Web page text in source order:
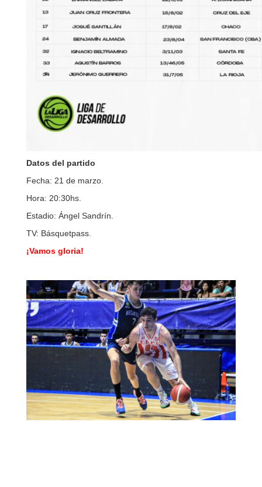
Datos del partido
Fecha: 21 de marzo.
Hora: 20:30hs.
Estadio: Ángel Sandrín.
TV: Básquetpass.
¡Vamos gloria!